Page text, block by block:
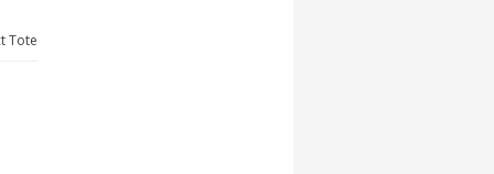
Tote